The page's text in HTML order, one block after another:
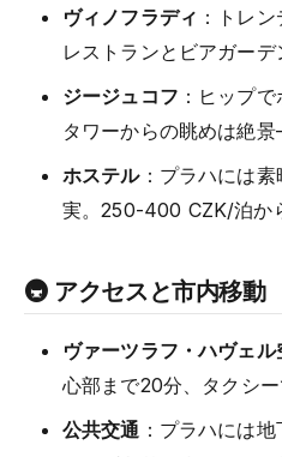
ヴィノフラディ ：トレ
レストランとビアガー
ジージュコフ ：ヒップ
タワーからの眺めは絶
ホステル：プラハには
実。250-400 CZK/泊か
🚇 アクセスと市内移動
ヴァーツラフ・ハヴェル
心部まで20分、タクシ
公共交通 ：プラハには